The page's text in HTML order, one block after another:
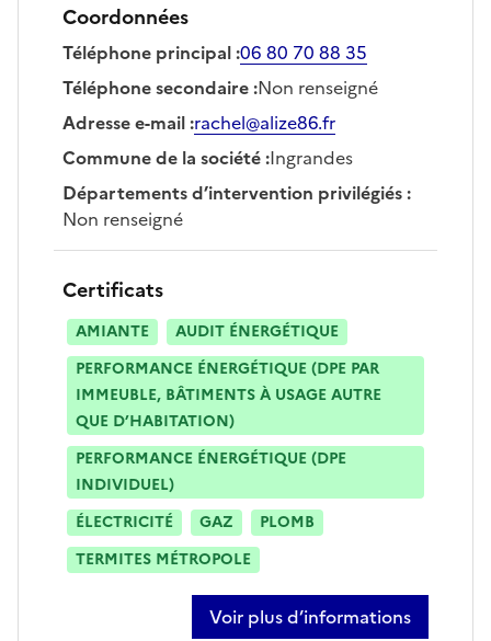
Coordonnées
Téléphone principal:06 80 70 88 35
Téléphone secondaire:Non renseigné
Adresse e-mail:rachel@alize86.fr
Commune de la société:Ingrandes
Départements d’intervention privilégiés:
Non renseigné
Certificats
AMIANTE
AUDIT ÉNERGÉTIQUE
PERFORMANCE ÉNERGÉTIQUE (DPE PAR
IMMEUBLE, BÂTIMENTS À USAGE AUTRE
QUE D’HABITATION)
PERFORMANCE ÉNERGÉTIQUE (DPE
INDIVIDUEL)
ÉLECTRICITÉ
GAZ
PLOMB
TERMITES MÉTROPOLE
Voir plus d’informations
sur rachel vezin